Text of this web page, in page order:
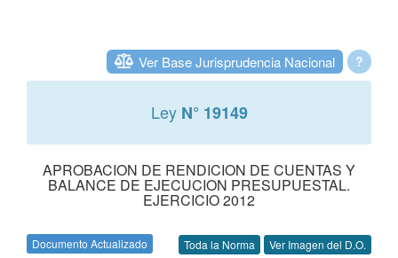
?
Ver Base Jurisprudencia Nacional
Ley N° 19149
APROBACION DE RENDICION DE CUENTAS Y
BALANCE DE EJECUCION PRESUPUESTAL.
EJERCICIO 2012
Documento Actualizado Toda la Norma Ver Imagen del D.O.